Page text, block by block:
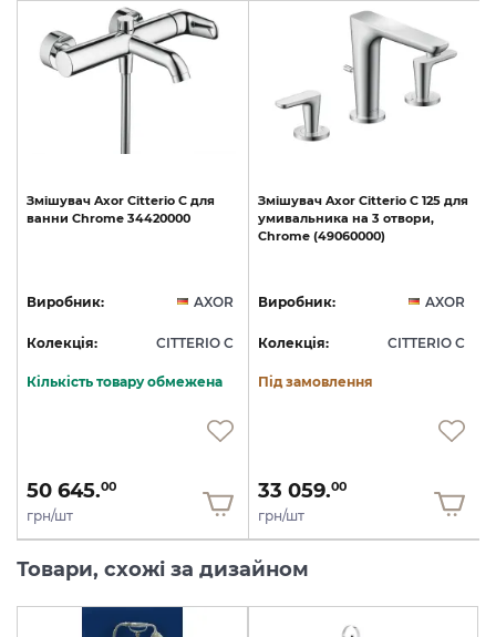
Змішувач Axor Citterio C для
ванни Chrome 34420000
Виробник: AXOR
Колекція: CITTERIO C
Кількість товару обмежена
50 645.00
грн/шт
Змішувач Axor Citterio C 125 для
умивальника на 3 отвори,
Chrome (49060000)
Виробник: AXOR
Колекція: CITTERIO C
Під замовлення
33 059.00
грн/шт
Товари, схожі за дизайном